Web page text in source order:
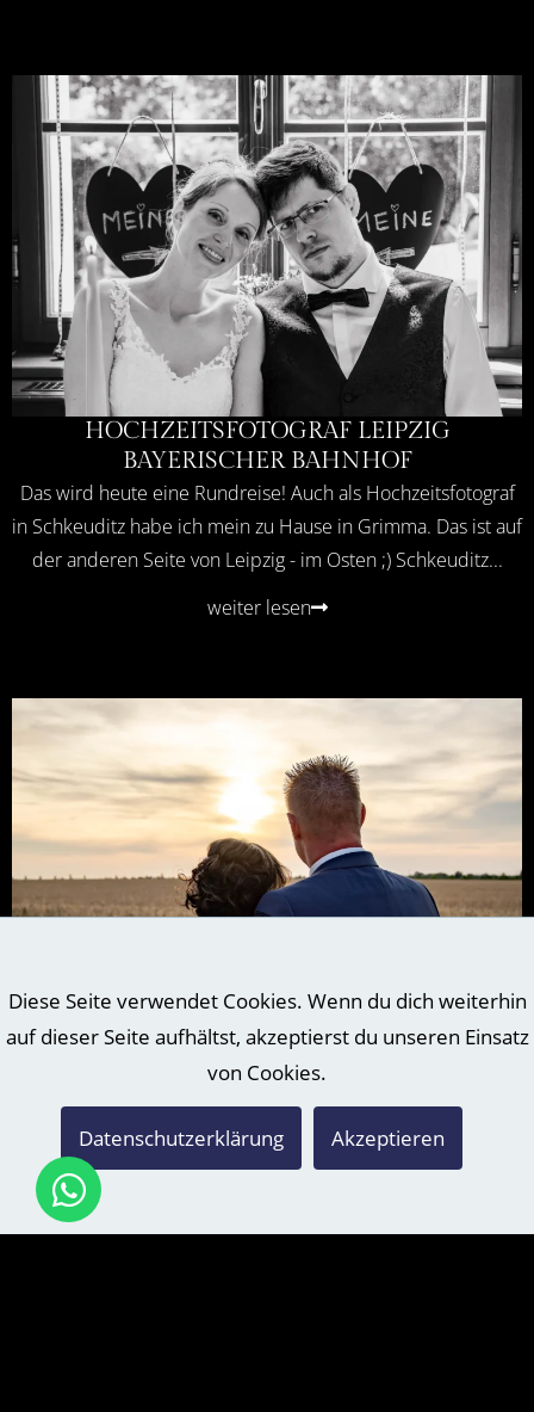
HOCHZEITSFOTOGRAF LEIPZIG
BAYERISCHER BAHNHOF
Das wird heute eine Rundreise! Auch als Hochzeitsfotograf
in Schkeuditz habe ich mein zu Hause in Grimma. Das ist auf
der anderen Seite von Leipzig - im Osten ;) Schkeuditz...
weiter lesen
HOCHZEITSFOTOGRAF IN SCHKEUDITZ
Das wird heute eine Rundreise! Auch als Hochzeitsfotograf
in Schkeuditz habe ich mein zu Hause in Grimma. Das ist auf
der anderen Seite von Leipzig - im Osten ;) Schkeuditz...
Diese Seite verwendet Cookies. Wenn du dich weiterhin
auf dieser Seite aufhältst, akzeptierst du unseren Einsatz
von Cookies.
Datenschutzerklärung Akzeptieren